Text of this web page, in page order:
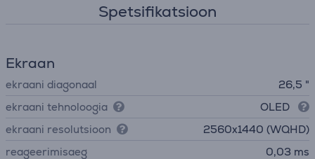
Spetsifikatsioon
Ekraan
ekraani diagonaal
26,5 "
ekraani tehnoloogia
OLED
ekraani resolutsioon
2560x1440 (WQHD)
reageerimisaeg
0,03 ms